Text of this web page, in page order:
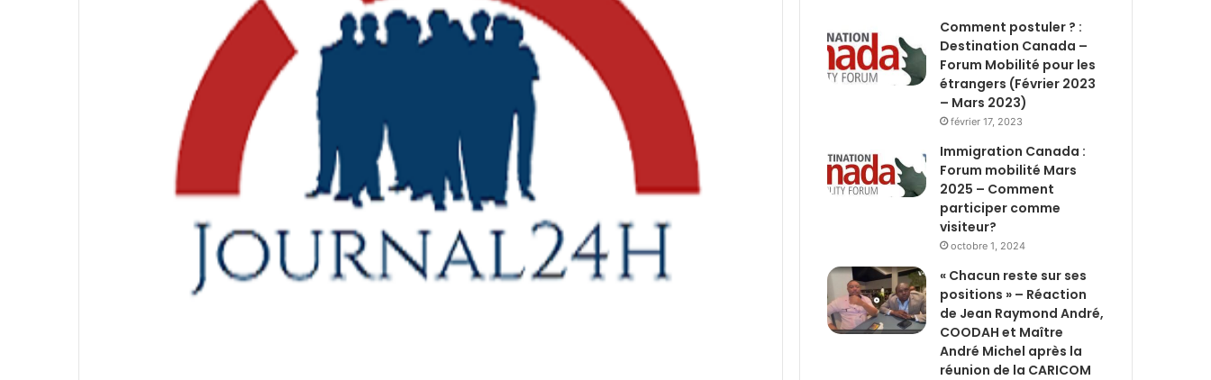
Comment postuler ? :
Destination Canada –
Forum Mobilité pour les
étrangers (Février 2023
– Mars 2023)
février 17, 2023
Immigration Canada :
Forum mobilité Mars
2025 – Comment
participer comme
visiteur?
octobre 1, 2024
« Chacun reste sur ses
positions » – Réaction
de Jean Raymond André,
COODAH et Maître
André Michel après la
réunion de la CARICOM